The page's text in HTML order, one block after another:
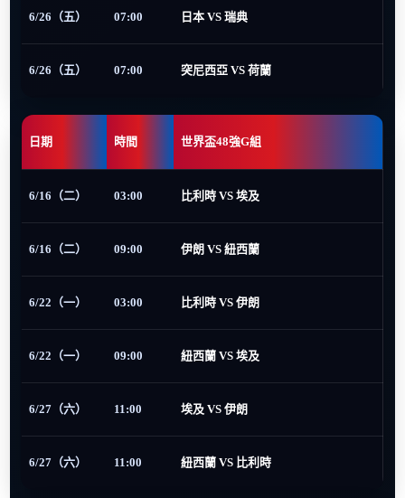
6/26（五） 07:00 日本 VS 瑞典
6/26（五） 07:00 突尼西亞 VS 荷蘭
日期 時間 世界盃48強G組
6/16（二） 03:00 比利時 VS 埃及
6/16（二） 09:00 伊朗 VS 紐西蘭
6/22（一） 03:00 比利時 VS 伊朗
6/22（一） 09:00 紐西蘭 VS 埃及
6/27（六） 11:00 埃及 VS 伊朗
6/27（六） 11:00 紐西蘭 VS 比利時